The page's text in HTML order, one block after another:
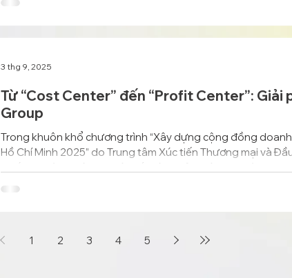
hợp năng lượng tái tạo trong khuôn khổ Chương trình
Từ “Cost Center” đến “Profit Center”: Giải
Group
Trong khuôn khổ chương trình “Xây dựng cộng đồng
Hồ Chí Minh 2025” do Trung tâm Xúc tiến Thương mại và
phối hợp cùng Liên Chi hội Bất động sản Việt Nam và
3 thg 9, 2025
1 2 3 4 5